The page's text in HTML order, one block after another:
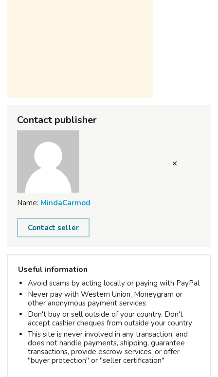
Contact publisher
Name: MindaCarmod
Contact seller
Useful information
Avoid scams by acting locally or paying with PayPal
Never pay with Western Union, Moneygram or
other anonymous payment services
Don't buy or sell outside of your country. Don't
accept cashier cheques from outside your country
This site is never involved in any transaction, and
does not handle payments, shipping, guarantee
transactions, provide escrow services, or offer
"buyer protection" or "seller certification"